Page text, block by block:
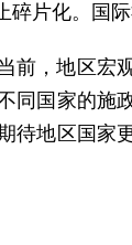
片化。国
前，地区宏
同国家的
待地区国